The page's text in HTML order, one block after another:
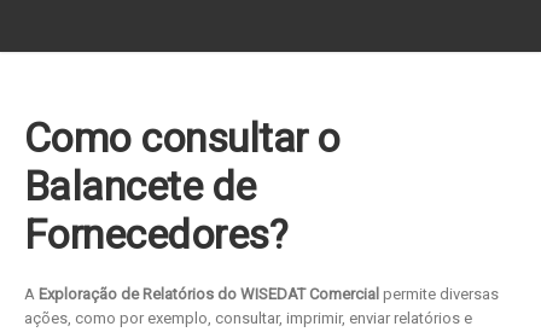
Como consultar o
Balancete de
Fornecedores?
A Exploração de Relatórios do WISEDAT Comercial permite diversas
ações, como por exemplo, consultar, imprimir, enviar relatórios e